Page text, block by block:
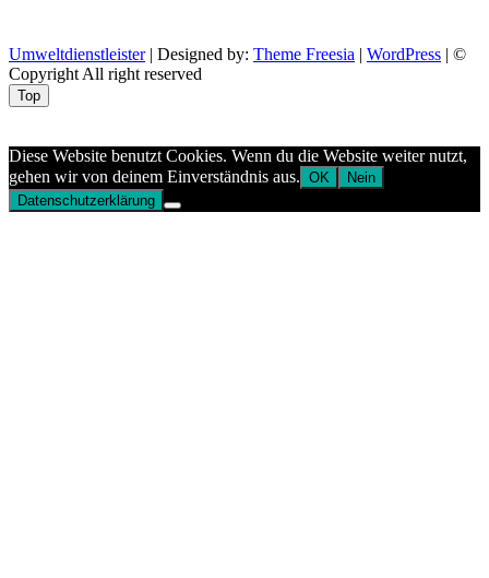
Umweltdienstleister| Designed by: Theme Freesia | WordPress | ©
Copyright All right reserved
Top
Diese Website benutzt Cookies. Wenn du die Website weiter nutzt,
gehen wir von deinem Einverständnis aus. OK
Nein
Datenschutzerklärung